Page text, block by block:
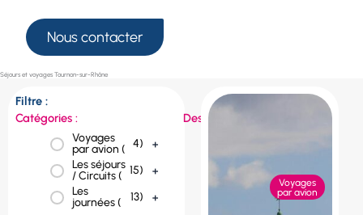
Nous contacter
Séjours et voyages Tournon-sur-Rhône
Filtre :
Catégories :
Voyages
par avion ( 4)
+
Les séjours
/ Circuits ( 15)
+
Les
journées (
13) +
Destinations :
Portugal (
Pologne (1)
+
Voyages
par avion